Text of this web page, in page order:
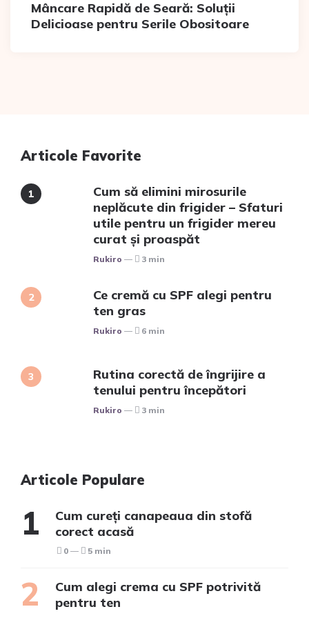
Mâncare Rapidă de Seară: Soluții
Delicioase pentru Serile Obositoare
Articole Favorite
Cum să elimini mirosurile
neplăcute din frigider – Sfaturi
utile pentru un frigider mereu
curat și proaspăt
Posted
Rukiro 3 min
Ce cremă cu SPF alegi pentru
ten gras
Posted
Rukiro 6 min
Rutina corectă de îngrijire a
tenului pentru începători
Posted
Rukiro 3 min
Articole Populare
Cum cureți canapeaua din stofă
corect acasă
0 5 min
Cum alegi crema cu SPF potrivită
pentru ten